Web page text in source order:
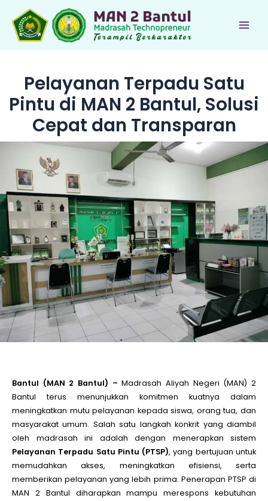
konten
Pelayanan Terpadu Satu
Pintu di MAN 2 Bantul, Solusi
Cepat dan Transparan
Bantul (MAN 2 Bantul) – Madrasah Aliyah Negeri (MAN) 2
Bantul terus menunjukkan komitmen kuatnya dalam
meningkatkan mutu pelayanan kepada siswa, orang tua, dan
masyarakat umum. Salah satu langkah konkrit yang diambil
oleh madrasah ini adalah dengan menerapkan sistem
Pelayanan Terpadu Satu Pintu (PTSP), yang bertujuan untuk
memudahkan akses, meningkatkan efisiensi, serta
memberikan pelayanan yang lebih prima. Penerapan PTSP di
MAN 2 Bantul diharapkan mampu merespons kebutuhan